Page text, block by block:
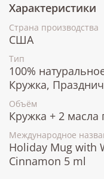
Характеристики
Страна производства
США
Тип
100%
Кружка,
Объём
Кружка + 2 масла
Международное
Holiday Mug with
Cinnamon 5 ml